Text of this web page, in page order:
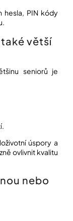
hesla, PIN kódy
větší
seniorů je
úspory a
ovlivnit kvalitu
nebo